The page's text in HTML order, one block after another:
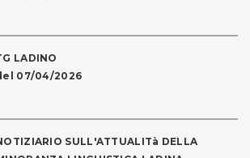
LADINO
07/04/2026
SULL'ATTUALITà DELLA